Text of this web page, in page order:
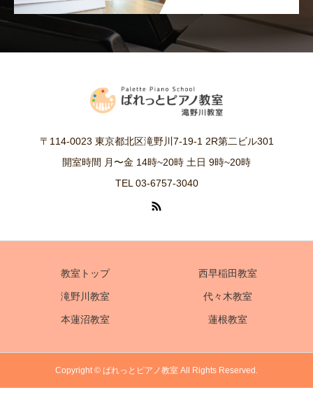
〒114-0023 東京都北区滝野川7-19-1 2R第二ビル301
開室時間 月〜金 14時~20時 土日 9時~20時
TEL 03-6757-3040
教室トップ 西早稲田教室
滝野川教室 代々木教室
本蓮沼教室 蓮根教室
Copyright © ぱれっとピアノ教室 All Rights Reserved.